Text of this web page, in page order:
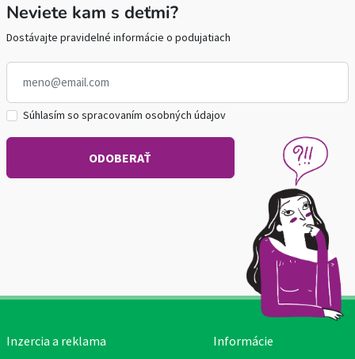
Neviete kam s deťmi?
Dostávajte pravidelné informácie o podujatiach
Súhlasím so spracovaním osobných údajov
Inzercia a reklama Informácie